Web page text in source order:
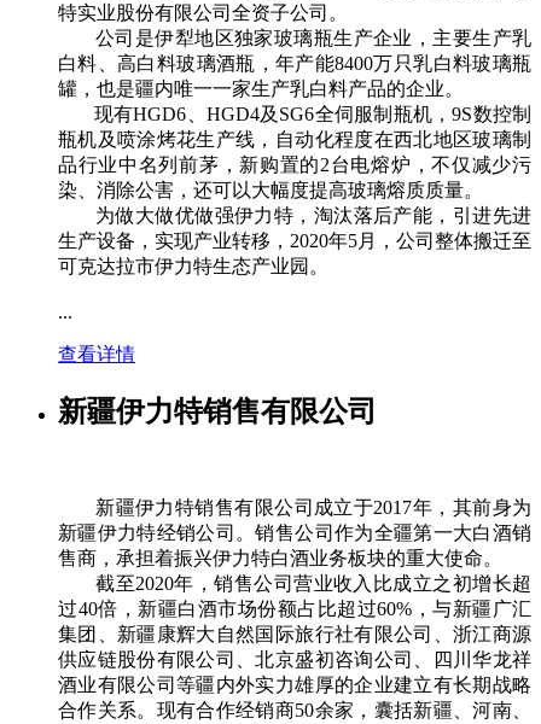
特实业股份有限公司全资子公司。
公司是伊犁地区独家玻璃瓶生产企业，主要生产乳
白料、高白料玻璃酒瓶，年产能8400万只乳白料玻璃瓶
罐，也是疆内唯一一家生产乳白料产品的企业。
现有HGD6、HGD4及SG6全伺服制瓶机，9S数控制
瓶机及喷涂烤花生产线，自动化程度在西北地区玻璃制
品行业中名列前茅，新购置的2台电熔炉，不仅减少污
染、消除公害，还可以大幅度提高玻璃熔质质量。
为做大做优做强伊力特，淘汰落后产能，引进先进
生产设备，实现产业转移，2020年5月，公司整体搬迁至
可克达拉市伊力特生态产业园。
...
查看详情
新疆伊力特销售有限公司
新疆伊力特销售有限公司成立于2017年，其前身为
新疆伊力特经销公司。销售公司作为全疆第一大白酒销
售商，承担着振兴伊力特白酒业务板块的重大使命。
截至2020年，销售公司营业收入比成立之初增长超
过40倍，新疆白酒市场份额占比超过60%，与新疆广汇
集团、新疆康辉大自然国际旅行社有限公司、浙江商源
供应链股份有限公司、北京盛初咨询公司、四川华龙祥
酒业有限公司等疆内外实力雄厚的企业建立有长期战略
合作关系。现有合作经销商50余家，囊括新疆、河南、